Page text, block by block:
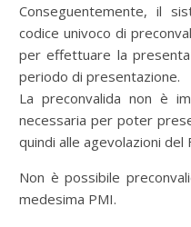
Conseguentemente, il
codice univoco di
per effettuare la
periodo di presentazione.
La preconvalida non è
necessaria per poter
quindi alle agevolazioni del
Non è possibile
medesima PMI.